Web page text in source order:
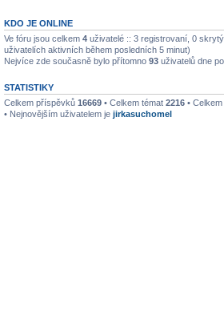
KDO JE ONLINE
Ve fóru jsou celkem 4 uživatelé :: 3 registrovaní, 0
uživatelích aktivních během posledních 5 minut)
Nejvíce zde současně bylo přítomno 93 uživatelů dne
STATISTIKY
Celkem příspěvků 16669 • Celkem témat 2216 •
• Nejnovějším uživatelem je jirkasuchomel